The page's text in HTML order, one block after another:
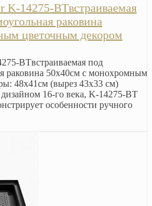
K-14275-BTвстраиваемая
раковина
цветочным декором
BTвстраиваемая под
раковина 50х40см с монохромным
48х41см (вырез 43х33 см)
16-го века, K-14275-BT
особенности ручного